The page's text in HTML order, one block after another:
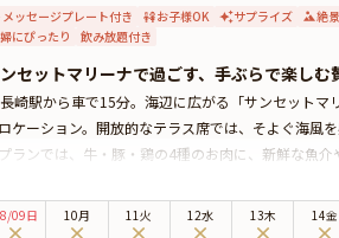
メッセージプレート付き お子様OK サプライズ 絶景
にぴったり
飲み放題付き
セットマリーナで過ごす、手ぶらで楽し
崎駅から車で15分。海辺に広がる「サンセット
ケーション。開放的なテラス席では、そよぐ海風
ランでは、牛・豚・鶏の4種のお肉に、新鮮な魚
ールをはじめとする70種以上のアルコールやソフ
けます。
/09日 10月 11火 12水 13木 14金